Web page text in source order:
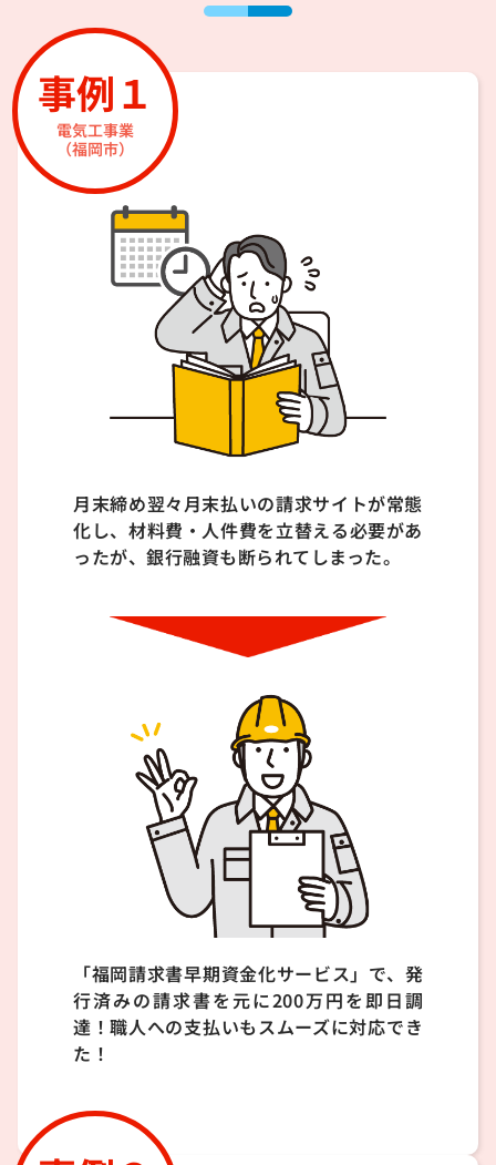
事例１
電気工事業
（福岡市）
月末締め翌々月末払いの請求サイトが常態
化し、材料費・人件費を立替える必要があ
ったが、銀行融資も断られてしまった。
「福岡請求書早期資金化サービス」で、発
行済みの請求書を元に200万円を即日調
達！職人への支払いもスムーズに対応でき
た！